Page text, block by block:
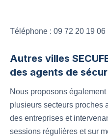
Téléphone : 09 72 20 19 06
Autres villes
des agents de
Nous proposons
plusieurs secteurs proches
des entreprises et
sessions régulières et sur